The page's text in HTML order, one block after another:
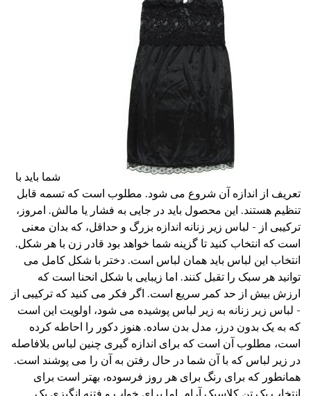
شما باید با
تعریف از اندازه آن شروع می شود. مطلوب است که تسمه قابل
تنظیم هستند. این محصول باید در جایی به فشار یا مالش. امروز،
ترکیبی از - لباس زیر زنانه اندازه بزرگ و حداقل، که بدان معنی
است که انتخاب کنید تا گزینه شما خواهد بود قادر زن با هر شکل.
انتخاب این لباس باید همان لباس است. دختر با شکل کامل می
توانید هر سبک را تقبل کنند. اما زیبایی با شکل انحنا است که
ارزش بیش از حد کمر سریع است. اگر فکر می کنید که ترکیبی از
- لباس زیر زنانه به زیر لباس پوشیده می شود، اولویت این است
که به یک بدون درز، مدل بدن ساده. هنوز دکور را احاطه کرده
است، مطلوب آن است که برای اندازه گیری چنین لباس بلافاصله
در زیر لباس که با آن شما در حال رفتن به آن را می پوشند است.
همانطور که برای رنگ برای هر روز فرسوده، بهتر است برای
انتخاب یک تن کلاسیک آرام. اما برای خواب و فتنه انگیزی یک